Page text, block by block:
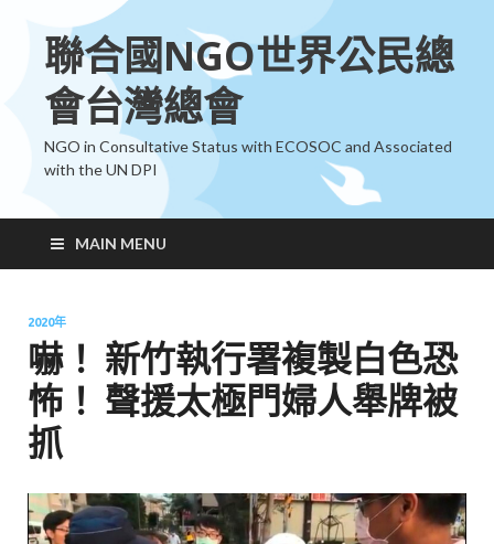
聯合國NGO世界公民總
會台灣總會
NGO in Consultative Status with ECOSOC and Associated
with the UN DPI
MAIN MENU
2020年
嚇！ 新竹執行署複製白色恐
怖！ 聲援太極門婦人舉牌被
抓